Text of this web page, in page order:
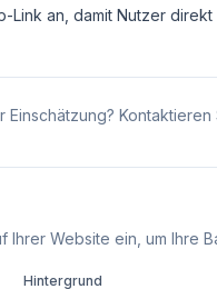
Link an, damit Nutzer
Kontaktieren
Ihrer Website ein, um Ihre
Hintergrund